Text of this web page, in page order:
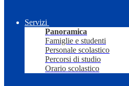
Servizi
Panoramica
Famiglie e studenti
Personale scolastico
Percorsi di studio
Orario scolastico